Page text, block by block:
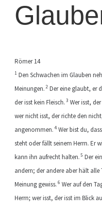
Römer 14
1 Den Schwachen im Glauben
Meinungen. 2 Der eine glaubt, er
der isst kein Fleisch. 3 Wer isst,
wer nicht isst, der richte den
angenommen. 4 Wer bist du,
steht oder fällt seinem Herrn. Er
kann ihn aufrecht halten. 5 Der
andern; der andere aber hält alle
Meinung gewiss. 6 Wer auf den
Herrn; wer isst, der isst im Blick